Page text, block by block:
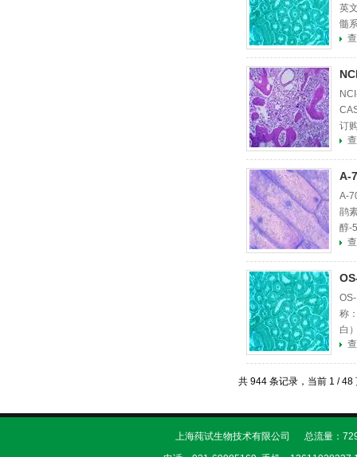
英
髓
隆
订
A-
A-
鹃
醇-
称
白
称
共 944 条记录，当前 1 /
上海莼试生物技术有限公司 总流量：